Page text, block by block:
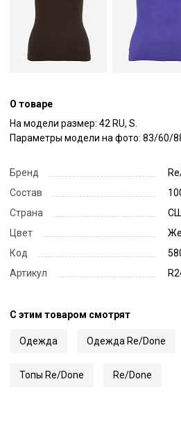
О товаре
На модели размер: 42 RU, S.
Параметры модели на фото: 83/60/
Бренд
Состав
Страна
Цвет
Код
Артикул
С этим товаром смотрят
Одежда Одежда Re/Done
Топы Re/Done Re/Done